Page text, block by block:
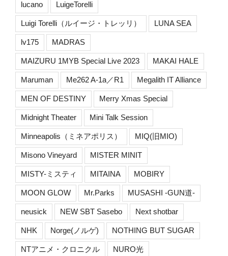
lucano LuigeTorelli
Luigi Torelli（ルイージ・トレッリ） LUNA SEA
lv175 MADRAS
MAIZURU 1MYB Special Live 2023 MAKAI HALE
Maruman Me262 A-1a／R1 Megalith IT Alliance
MEN OF DESTINY Merry Xmas Special
Midnight Theater Mini Talk Session
Minneapolis（ミネアポリス） MIQ(旧MIO)
Misono Vineyard MISTER MINIT
MISTY-ミスティ MITAINA MOBIRY
MOON GLOW Mr.Parks MUSASHI -GUN道-
neusick NEW SBT Sasebo Next shotbar
NHK Norge(ノルゲ) NOTHING BUT SUGAR
NTアニメ・クロニクル NURO光